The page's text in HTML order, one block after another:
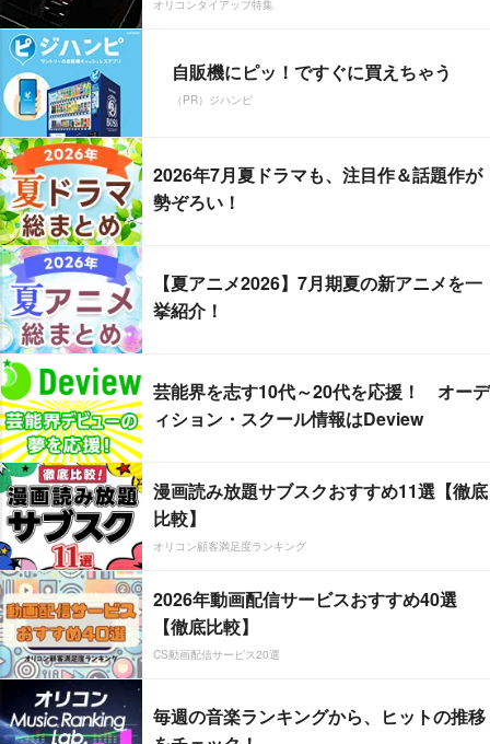
オリコンタイアップ特集
自販機にピッ！ですぐに買えちゃう
（PR）ジハンピ
2026年7月夏ドラマも、注目作＆話題作が
勢ぞろい！
【夏アニメ2026】7月期夏の新アニメを一
挙紹介！
芸能界を志す10代～20代を応援！ オーデ
ィション・スクール情報はDeview
漫画読み放題サブスクおすすめ11選【徹底
比較】
オリコン顧客満足度ランキング
2026年動画配信サービスおすすめ40選
【徹底比較】
CS動画配信サービス20選
毎週の音楽ランキングから、ヒットの推移